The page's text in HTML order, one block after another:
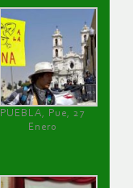
PUEBLA, Pue, 27
Enero